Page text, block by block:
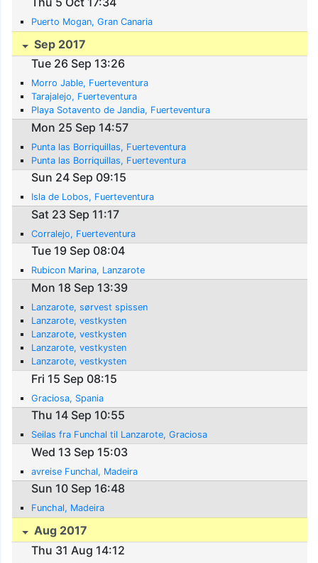
Puerto Mogan, Gran Canaria
Sep 2017
Tue 26 Sep 13:26
Morro Jable, Fuerteventura
Tarajalejo, Fuerteventura
Playa Sotavento de Jandia, Fuerteventura
Mon 25 Sep 14:57
Punta las Borriquillas, Fuerteventura
Punta las Borriquillas, Fuerteventura
Sun 24 Sep 09:15
Isla de Lobos, Fuerteventura
Sat 23 Sep 11:17
Corralejo, Fuerteventura
Tue 19 Sep 08:04
Rubicon Marina, Lanzarote
Mon 18 Sep 13:39
Lanzarote, sørvest spissen
Lanzarote, vestkysten
Lanzarote, vestkysten
Lanzarote, vestkysten
Lanzarote, vestkysten
Fri 15 Sep 08:15
Graciosa, Spania
Thu 14 Sep 10:55
Seilas fra Funchal til Lanzarote, Graciosa
Wed 13 Sep 15:03
avreise Funchal, Madeira
Sun 10 Sep 16:48
Funchal, Madeira
Aug 2017
Thu 31 Aug 14:12